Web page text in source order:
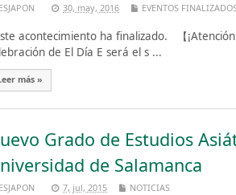
ESJAPON 30, may, 2016 EVENTOS
acontecimiento ha finalizado. 【
de El Día E será el s ...
más »
Grado de Estudios
de Salamanca
ESJAPON 7, jul, 2015 NOTICIAS